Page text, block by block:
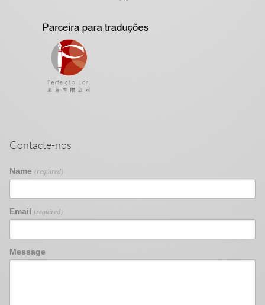
Contacte-nos
Name (required)
Email (required)
Message